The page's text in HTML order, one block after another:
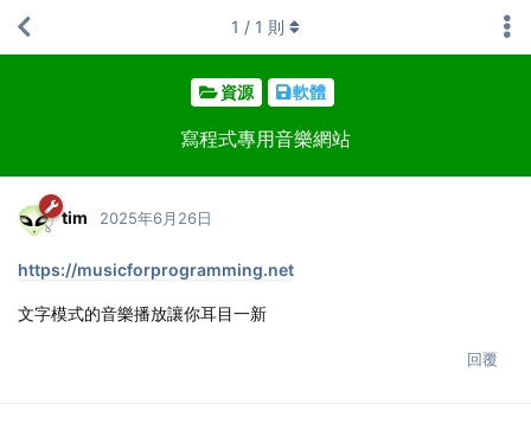
資源 軟體
寫程式專用音樂網站
1 / 1 則
tim 2025年6月26日
https://musicforprogramming.net
文字模式的音樂播放讓你耳目一新
回覆